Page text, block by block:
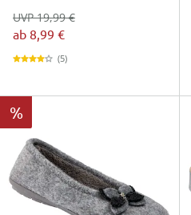
ab 8,99 €
UVP 19,99 €
(5)
%